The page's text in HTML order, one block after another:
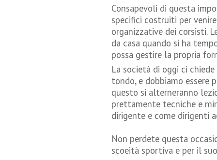
Consapevoli di questa
specifici costruiti per
organizzative dei corsisti.
da casa quando si ha
possa gestire la propria
La società di oggi ci
tondo, e dobbiamo essere
questo si alterneranno
prettamente tecniche e
dirigente e come dirigenti
Non perdete questa
scoeità sportiva e per il